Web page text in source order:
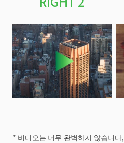
* 비디오는 너무 완벽하지 않습니